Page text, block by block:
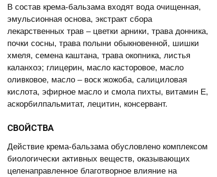
В состав крема-бальзама входят вода очищенная,
эмульсионная основа, экстракт сбора
лекарственных трав – цветки арники, трава донника,
почки сосны, трава полыни обыкновенной, шишки
хмеля, семена каштана, трава окопника, листья
каланхоэ; глицерин, масло касторовое, масло
оливковое, масло – воск жожоба, салициловая
кислота, эфирное масло и смола пихты, витамин Е,
аскорбилпальмитат, лецитин, консервант.
СВОЙСТВА
Действие крема-бальзама обусловлено комплексом
биологически активных веществ, оказывающих
целенаправленное благотворное влияние на